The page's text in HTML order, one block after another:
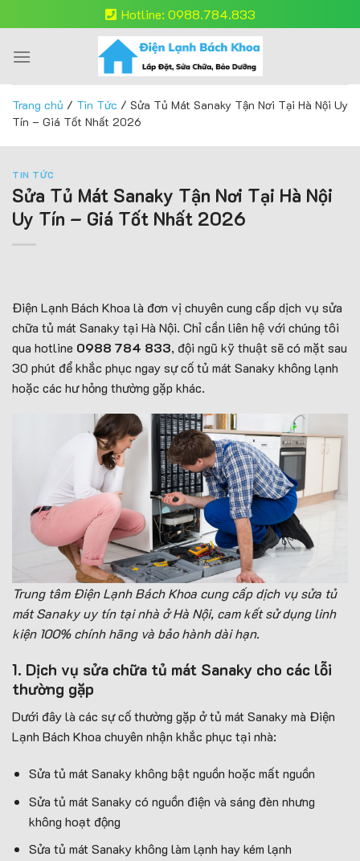
to
content
Hotline: 0988.784.833
Trang chủ / Tin Tức / Sửa Tủ Mát Sanaky Tận Nơi Tại Hà Nội Uy
Tín – Giá Tốt Nhất 2026
TIN TỨC
Sửa Tủ Mát Sanaky Tận Nơi Tại Hà Nội
Uy Tín – Giá Tốt Nhất 2026
Điện Lạnh Bách Khoa là đơn vị chuyên cung cấp dịch vụ sửa
chữa tủ mát Sanaky tại Hà Nội. Chỉ cần liên hệ với chúng tôi
qua hotline 0988 784 833, đội ngũ kỹ thuật sẽ có mặt sau
30 phút để khắc phục ngay sự cố tủ mát Sanaky không lạnh
hoặc các hư hỏng thường gặp khác.
Trung tâm Điện Lạnh Bách Khoa cung cấp dịch vụ sửa tủ
mát Sanaky uy tín tại nhà ở Hà Nội, cam kết sử dụng linh
kiện 100% chính hãng và bảo hành dài hạn.
1. Dịch vụ sửa chữa tủ mát Sanaky cho các lỗi
thường gặp
Dưới đây là các sự cố thường gặp ở tủ mát Sanaky mà Điện
Lạnh Bách Khoa chuyên nhận khắc phục tại nhà:
Sửa tủ mát Sanaky không bật nguồn hoặc mất nguồn
Sửa tủ mát Sanaky có nguồn điện và sáng đèn nhưng
không hoạt động
Sửa tủ mát Sanaky không làm lạnh hay kém lạnh